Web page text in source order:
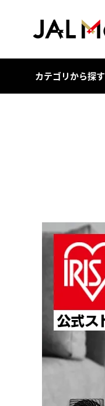
カテゴリから探す